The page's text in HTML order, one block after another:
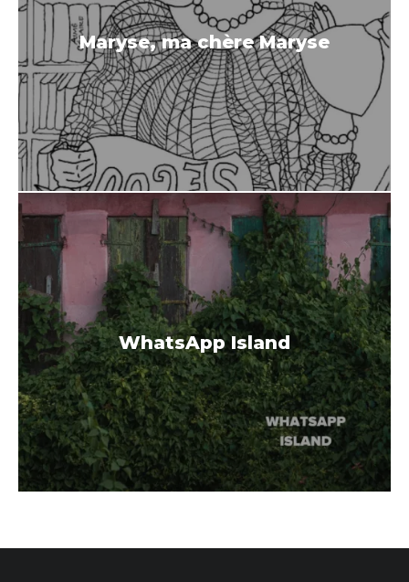
Maryse, ma chère Maryse
WhatsApp Island